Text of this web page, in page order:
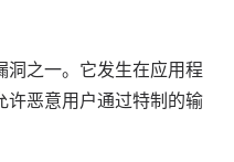
洞之一。它发生在应用程
许恶意用户通过特制的输